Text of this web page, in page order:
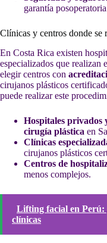
garantía
Clínicas y centros donde se
En Costa Rica existen
especializados que realizan
elegir centros con
cirujanos plásticos
puede realizar este
Hospitales privados
cirugía plástica en
Clínicas
cirujanos plásticos
Centros de
menos complejos.
Lifting facial en Perú:
clínicas